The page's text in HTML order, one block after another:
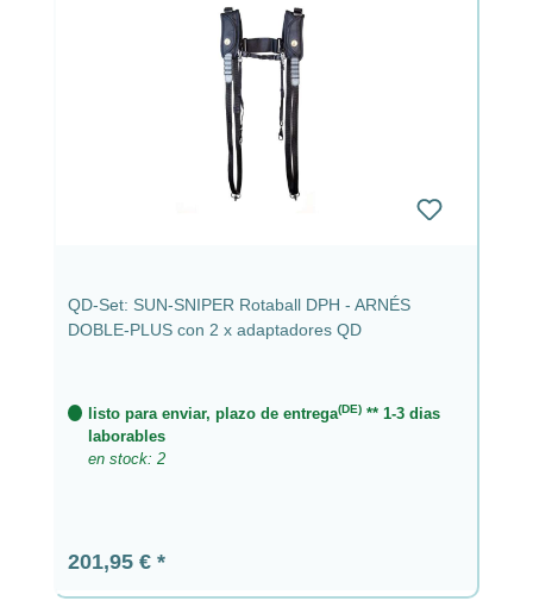
QD-Set: SUN-SNIPER Rotaball DPH - ARNÉS
DOBLE-PLUS con 2 x adaptadores QD
listo para enviar, plazo de entrega(DE) ** 1-3 dias
laborables
en stock: 2
Precio normal:
201,95 €